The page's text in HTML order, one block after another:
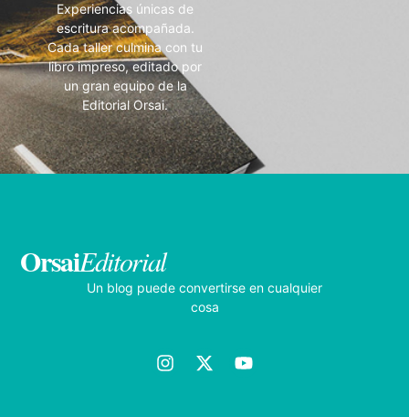
Experiencias únicas de
escritura acompañada.
Cada taller culmina con tu
libro impreso, editado por
un gran equipo de la
Editorial Orsai.
OrsaiEditorial
Un blog puede convertirse en cualquier
cosa